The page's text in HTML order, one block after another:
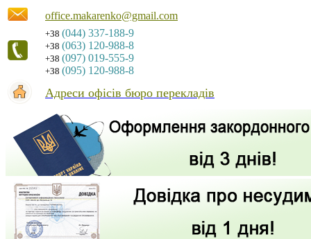
office.makarenko@gmail.com
+38 (044) 337-188-9
+38 (063) 120-988-8
+38 (097) 019-555-9
+38 (095) 120-988-8
Адреси офісів бюро перекладів